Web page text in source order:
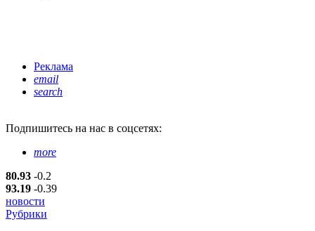
Реклама
email
search
Подпишитесь на нас в соцсетях:
more
80.93 -0.2
93.19 -0.39
новости
Рубрики